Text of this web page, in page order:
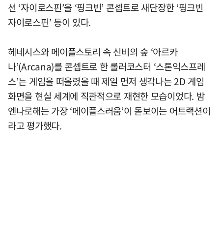
션 ‘자이로스핀’을 ‘핑크빈’ 콘셉트로 새단장한 ‘핑크빈
자이로스핀’ 등이 있다.
헤네시스와 메이플스토리 속 신비의 숲 ‘아르카
나’(Arcana)를 콘셉트로 한 롤러코스터 ‘스톤익스프레
스’는 게임을 떠올렸을 때 제일 먼저 생각나는 2D 게임
화면을 현실 세계에 직관적으로 재현한 모습이었다. 밤
엔나로해는 가장 ‘메이플스러움’이 돋보이는 어트랙션이
라고 평가했다.